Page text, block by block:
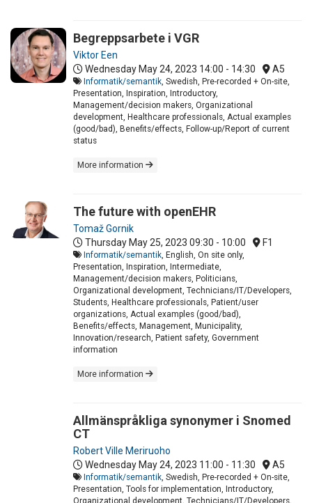
Begreppsarbete i VGR
Viktor Een
Wednesday May 24, 2023 14:00 - 14:30 A5
Informatik/semantik , Swedish, Pre-recorded + On-site,
Presentation, Inspiration, Introductory,
Management/decision makers, Organizational
development, Healthcare professionals, Actual examples
(good/bad), Benefits/effects, Follow-up/Report of current
status
More information
The future with openEHR
Tomaž Gornik
Thursday May 25, 2023 09:30 - 10:00 F1
Informatik/semantik , English, On site only,
Presentation, Inspiration, Intermediate,
Management/decision makers, Politicians,
Organizational development, Technicians/IT/Developers,
Students, Healthcare professionals, Patient/user
organizations, Actual examples (good/bad),
Benefits/effects, Management, Municipality,
Innovation/research, Patient safety, Government
information
More information
Allmänspråkliga synonymer i Snomed
CT
Robert Ville Meriruoho
Wednesday May 24, 2023 11:00 - 11:30 A5
Informatik/semantik , Swedish, Pre-recorded + On-site,
Presentation, Tools for implementation, Introductory,
Organizational development, Technicians/IT/Developers,